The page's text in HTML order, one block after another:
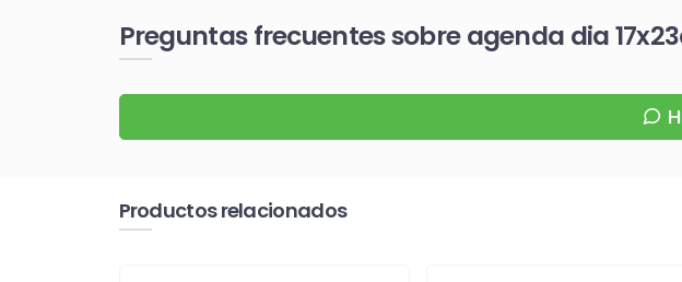
Preguntas frecuentes sobre agenda dia
Productos relacionados